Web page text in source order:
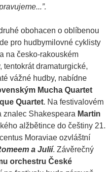
obohacen o oblíbenou
pro hudbymilovné cyklisty
na česko-rakouském
tentokrát dramaturgické,
vážné hudby, nabídne
Mucha Quartet
Quartet. Na festivalovém
znalec Shakespeara Martin
alžbětince do češtiny 21.
Moraviae ozvláštní
a Julií. Závěrečný
orchestru České